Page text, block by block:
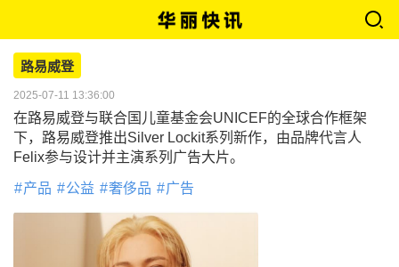
路易威登
2025-07-11 13:36:00
在路易威登与联合国儿童基金会UNICEF的全球合作框架
下，路易威登推出Silver Lockit系列新作，由品牌代言人
Felix参与设计并主演系列广告大片。
产品 公益 奢侈品 广告